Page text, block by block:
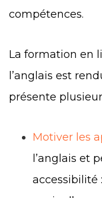
compétences.
La formation en
l’anglais est
présente
Motiver les
l’anglais et
accessibilité